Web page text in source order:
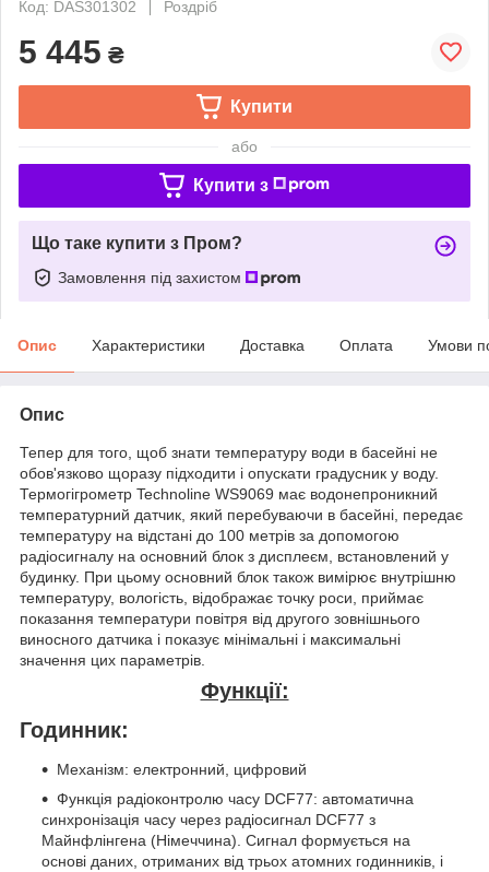
Код: DAS301302
Роздріб
5 445 ₴
Купити
або
Купити з
Що таке купити з Пром?
Замовлення під захистом
Опис Характеристики Доставка Оплата Умови
Опис
Тепер для того, щоб знати температуру води в басейні не
обов'язково щоразу підходити і опускати градусник у воду.
Термогігрометр Technoline WS9069 має водонепроникний
температурний датчик, який перебуваючи в басейні, передає
температуру на відстані до 100 метрів за допомогою
радіосигналу на основний блок з дисплеєм, встановлений у
будинку. При цьому основний блок також вимірює внутрішню
температуру, вологість, відображає точку роси, приймає
показання температури повітря від другого зовнішнього
виносного датчика і показує мінімальні і максимальні
значення цих параметрів.
Функції:
Годинник:
Механізм: електронний, цифровий
Функція радіоконтролю часу DCF77: автоматична
синхронізація часу через радіосигнал DCF77 з
Майнфлінгена (Німеччина). Сигнал формується на
основі даних, отриманих від трьох атомних годинників, і